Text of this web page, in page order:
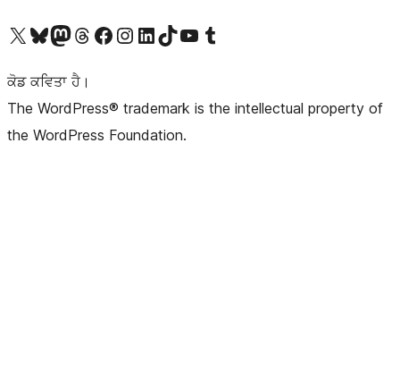
Visit our X (formerly Twitter) account
Visit our Bluesky account
Visit our Mastodon account
Visit our Threads account
Visit our Facebook pageVisit our Instagram account
Visit our LinkedIn account
Visit our TikTok account
Visit our YouTube channel
Visit our Tumblr account
ਕੋਡ ਕਵਿਤਾ ਹੈ।
The WordPress® trademark is the intellectual property of
the WordPress Foundation.